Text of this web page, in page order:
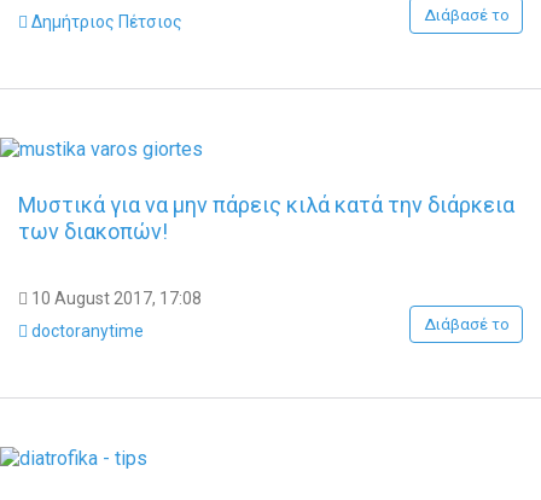
Δημήτριος Πέτσιος
Διάβασέ το
Μυστικά για να μην πάρεις κιλά κατά την διάρκεια
των διακοπών!
10 August 2017, 17:08
doctoranytime
Διάβασέ το